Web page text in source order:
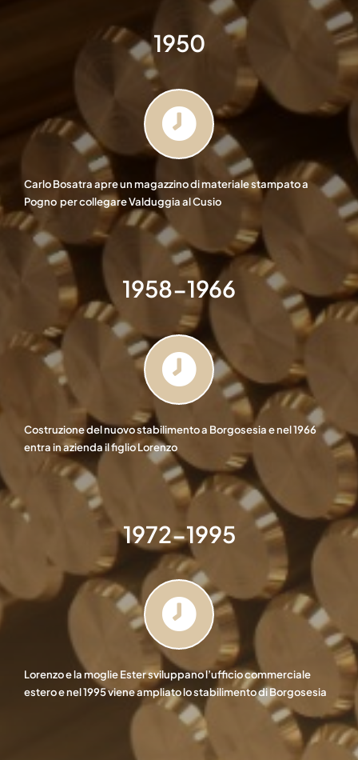
1950
Carlo Bosatra apre un magazzino di materiale stampato a
Pogno per collegare Valduggia al Cusio
1958-1966
Costruzione del nuovo stabilimento a Borgosesia e nel 1966
entra in azienda il figlio Lorenzo
1972-1995
Lorenzo e la moglie Ester sviluppano l’ufficio commerciale
estero e nel 1995 viene ampliato lo stabilimento di Borgosesia